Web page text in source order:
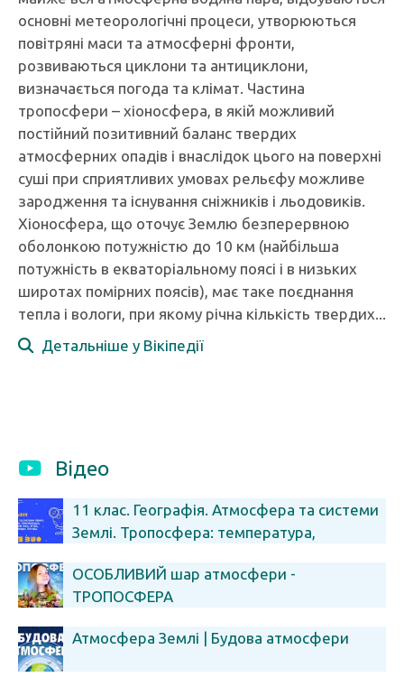
основні метеорологічні процеси, утворюються
повітряні маси та атмосферні фронти,
розвиваються циклони та антициклони,
визначається погода та клімат. Частина
тропосфери – хіоносфера, в якій можливий
постійний позитивний баланс твердих
атмосферних опадів і внаслідок цього на поверхні
суші при сприятливих умовах рельєфу можливе
зародження та існування сніжників і льодовиків.
Хіоносфера, що оточує Землю безперервною
оболонкою потужністю до 10 км (найбільша
потужність в екваторіальному поясі і в низьких
широтах помірних поясів), має таке поєднання
тепла і вологи, при якому річна кількість твердих...
Детальніше у Вікіпедії
Відео
11 клас. Географія. Атмосфера та системи
Землі. Тропосфера: температура,
ОСОБЛИВИЙ шар атмосфери -
ТРОПОСФЕРА
Атмосфера Землі | Будова атмосфери